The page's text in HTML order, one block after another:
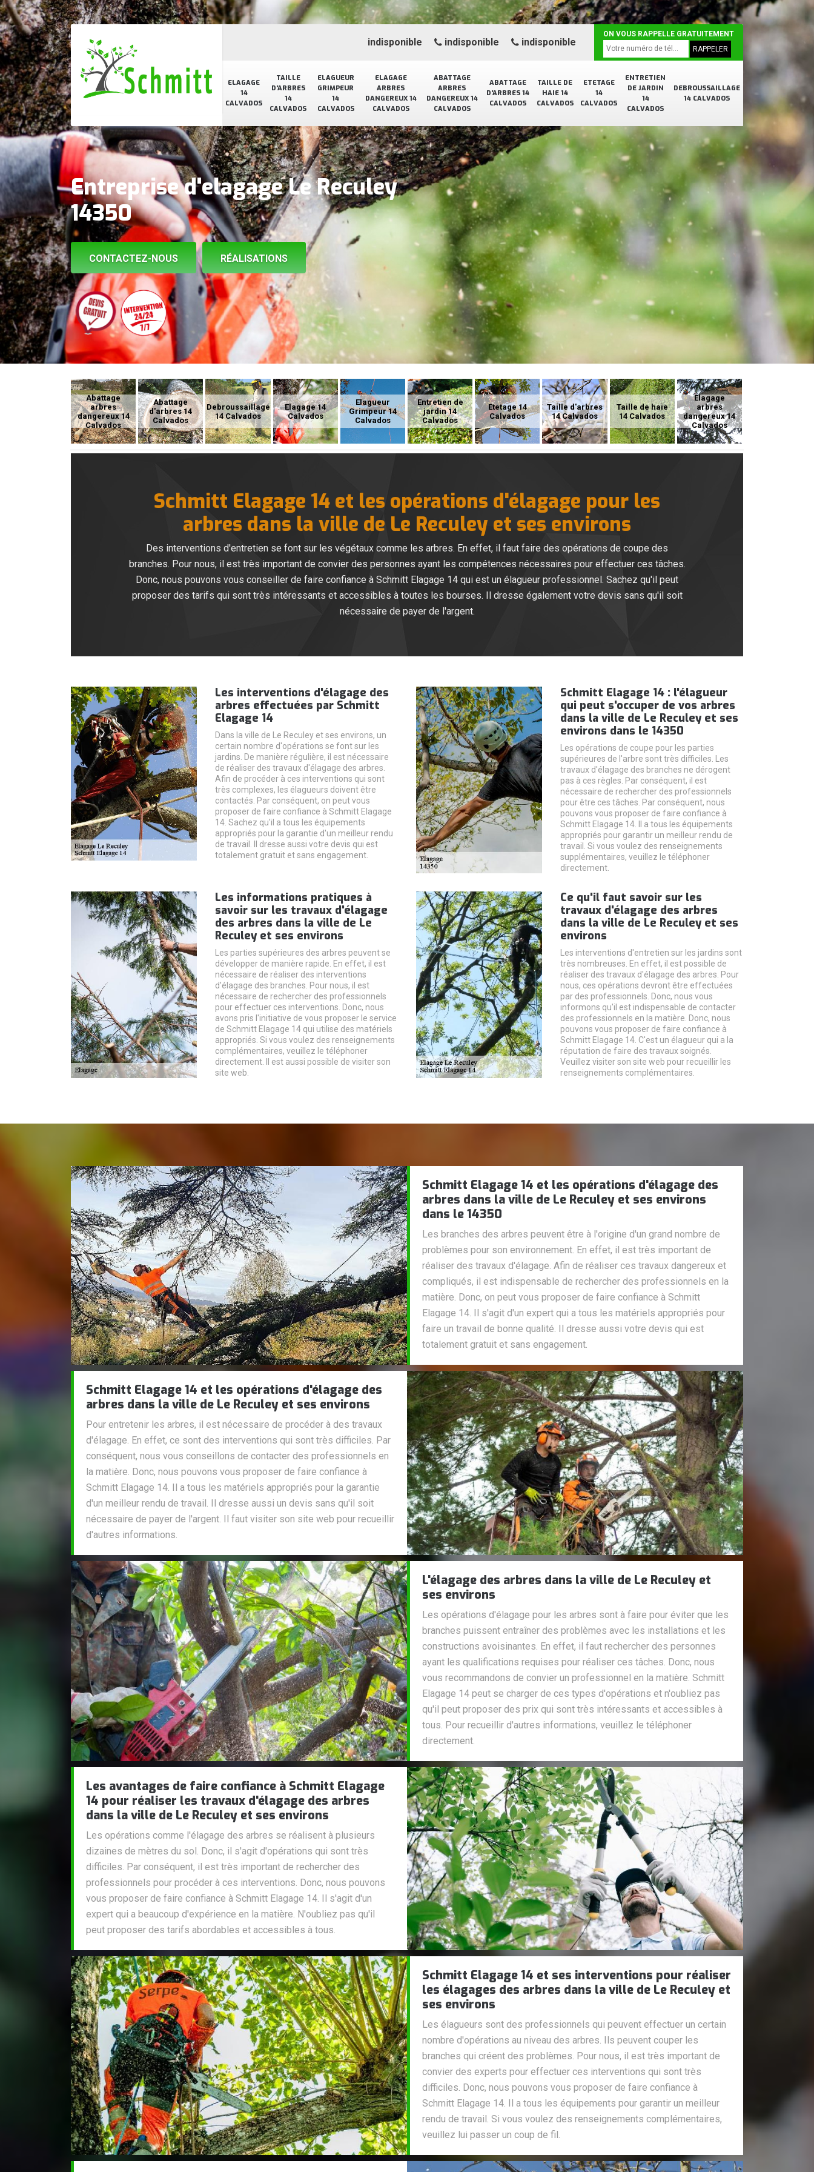
ELAGAGE
14
CALVADOS
TAILLE
D'ARBRES
14
CALVADOS
ELAGUEUR
GRIMPEUR
14
CALVADOS
ELAGAGE
ARBRES
DANGEREUX 14
CALVADOS
ABATTAGE
ARBRES
DANGEREUX 14
CALVADOS
ABATTAGE
D'ARBRES 14
CALVADOS
TAILLE DE
HAIE 14
CALVADOS
ETETAGE
14
CALVADOS
ENTRETIEN
DE JARDIN
14
CALVADOS
DEBROUSSAILLAGE
14 CALVADOS
indisponible indisponible indisponible
ON VOUS RAPPELLE GRATUITEMENT
Entreprise d'elagage Le Reculey
14350
CONTACTEZ-NOUS RÉALISATIONS
Abattage
arbres
dangereux 14
Calvados
Abattage
d'arbres 14
Calvados
Debroussaillage
14 Calvados
Elagage 14
Calvados
Elagueur
Grimpeur 14
Calvados
Entretien de
jardin 14
Calvados
Etetage 14
Calvados
Taille d'arbres
14 Calvados
Taille de haie
14 Calvados
Elagage
arbres
dangereux 14
Calvados
Schmitt Elagage 14 et les opérations d'élagage pour les
arbres dans la ville de Le Reculey et ses environs
Des interventions d'entretien se font sur les végétaux comme les arbres. En effet, il faut faire des opérations de coupe des
branches. Pour nous, il est très important de convier des personnes ayant les compétences nécessaires pour effectuer ces tâches.
Donc, nous pouvons vous conseiller de faire confiance à Schmitt Elagage 14 qui est un élagueur professionnel. Sachez qu'il peut
proposer des tarifs qui sont très intéressants et accessibles à toutes les bourses. Il dresse également votre devis sans qu'il soit
nécessaire de payer de l'argent.
Les interventions d'élagage des
arbres effectuées par Schmitt
Elagage 14
Dans la ville de Le Reculey et ses environs, un
certain nombre d'opérations se font sur les
jardins. De manière régulière, il est nécessaire
de réaliser des travaux d'élagage des arbres.
Afin de procéder à ces interventions qui sont
très complexes, les élagueurs doivent être
contactés. Par conséquent, on peut vous
proposer de faire confiance à Schmitt Elagage
14. Sachez qu'il a tous les équipements
appropriés pour la garantie d'un meilleur rendu
de travail. Il dresse aussi votre devis qui est
totalement gratuit et sans engagement.
Schmitt Elagage 14 : l'élagueur
qui peut s'occuper de vos arbres
dans la ville de Le Reculey et ses
environs dans le 14350
Les opérations de coupe pour les parties
supérieures de l'arbre sont très difficiles. Les
travaux d'élagage des branches ne dérogent
pas à ces règles. Par conséquent, il est
nécessaire de rechercher des professionnels
pour être ces tâches. Par conséquent, nous
pouvons vous proposer de faire confiance à
Schmitt Elagage 14. Il a tous les équipements
appropriés pour garantir un meilleur rendu de
travail. Si vous voulez des renseignements
supplémentaires, veuillez le téléphoner
directement.
Les informations pratiques à
savoir sur les travaux d'élagage
des arbres dans la ville de Le
Reculey et ses environs
Les parties supérieures des arbres peuvent se
développer de manière rapide. En effet, il est
nécessaire de réaliser des interventions
d'élagage des branches. Pour nous, il est
nécessaire de rechercher des professionnels
pour effectuer ces interventions. Donc, nous
avons pris l'initiative de vous proposer le service
de Schmitt Elagage 14 qui utilise des matériels
appropriés. Si vous voulez des renseignements
complémentaires, veuillez le téléphoner
directement. Il est aussi possible de visiter son
site web.
Ce qu'il faut savoir sur les
travaux d'élagage des arbres
dans la ville de Le Reculey et ses
environs
Les interventions d'entretien sur les jardins sont
très nombreuses. En effet, il est possible de
réaliser des travaux d'élagage des arbres. Pour
nous, ces opérations devront être effectuées
par des professionnels. Donc, nous vous
informons qu'il est indispensable de contacter
des professionnels en la matière. Donc, nous
pouvons vous proposer de faire confiance à
Schmitt Elagage 14. C'est un élagueur qui a la
réputation de faire des travaux soignés.
Veuillez visiter son site web pour recueillir les
renseignements complémentaires.
Schmitt Elagage 14 et les opérations d'élagage des
arbres dans la ville de Le Reculey et ses environs
dans le 14350
Les branches des arbres peuvent être à l'origine d'un grand nombre de
problèmes pour son environnement. En effet, il est très important de
réaliser des travaux d'élagage. Afin de réaliser ces travaux dangereux et
compliqués, il est indispensable de rechercher des professionnels en la
matière. Donc, on peut vous proposer de faire confiance à Schmitt
Elagage 14. Il s'agit d'un expert qui a tous les matériels appropriés pour
faire un travail de bonne qualité. Il dresse aussi votre devis qui est
totalement gratuit et sans engagement.
Schmitt Elagage 14 et les opérations d'élagage des
arbres dans la ville de Le Reculey et ses environs
Pour entretenir les arbres, il est nécessaire de procéder à des travaux
d'élagage. En effet, ce sont des interventions qui sont très difficiles. Par
conséquent, nous vous conseillons de contacter des professionnels en
la matière. Donc, nous pouvons vous proposer de faire confiance à
Schmitt Elagage 14. Il a tous les matériels appropriés pour la garantie
d'un meilleur rendu de travail. Il dresse aussi un devis sans qu'il soit
nécessaire de payer de l'argent. Il faut visiter son site web pour recueillir
d'autres informations.
L'élagage des arbres dans la ville de Le Reculey et
ses environs
Les opérations d'élagage pour les arbres sont à faire pour éviter que les
branches puissent entraîner des problèmes avec les installations et les
constructions avoisinantes. En effet, il faut rechercher des personnes
ayant les qualifications requises pour réaliser ces tâches. Donc, nous
vous recommandons de convier un professionnel en la matière. Schmitt
Elagage 14 peut se charger de ces types d'opérations et n'oubliez pas
qu'il peut proposer des prix qui sont très intéressants et accessibles à
tous. Pour recueillir d'autres informations, veuillez le téléphoner
directement.
Les avantages de faire confiance à Schmitt Elagage
14 pour réaliser les travaux d'élagage des arbres
dans la ville de Le Reculey et ses environs
Les opérations comme l'élagage des arbres se réalisent à plusieurs
dizaines de mètres du sol. Donc, il s'agit d'opérations qui sont très
difficiles. Par conséquent, il est très important de rechercher des
professionnels pour procéder à ces interventions. Donc, nous pouvons
vous proposer de faire confiance à Schmitt Elagage 14. Il s'agit d'un
expert qui a beaucoup d'expérience en la matière. N'oubliez pas qu'il
peut proposer des tarifs abordables et accessibles à tous.
Schmitt Elagage 14 et ses interventions pour réaliser
les élagages des arbres dans la ville de Le Reculey et
ses environs
Les élagueurs sont des professionnels qui peuvent effectuer un certain
nombre d'opérations au niveau des arbres. Ils peuvent couper les
branches qui créent des problèmes. Pour nous, il est très important de
convier des experts pour effectuer ces interventions qui sont très
difficiles. Donc, nous pouvons vous proposer de faire confiance à
Schmitt Elagage 14. Il a tous les équipements pour garantir un meilleur
rendu de travail. Si vous voulez des renseignements complémentaires,
veuillez lui passer un coup de fil.